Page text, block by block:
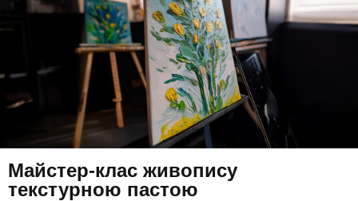
Майстер-клас живопису
текстурною пастою